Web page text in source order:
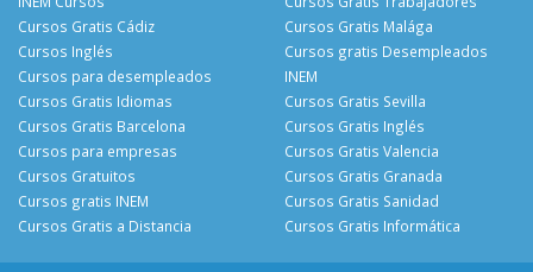
Cursos Gratis Cádiz
Cursos Gratis Malága
Cursos Inglés
Cursos para desempleados
Cursos Gratis Idiomas
Cursos Gratis Barcelona
Cursos gratis Desempleados
INEM
Cursos Gratis Sevilla
Cursos Gratis Inglés
Cursos para empresas
Cursos Gratuitos
Cursos gratis INEM
Cursos Gratis a Distancia
Cursos Gratis Valencia
Cursos Gratis Granada
Cursos Gratis Sanidad
Cursos Gratis Informática